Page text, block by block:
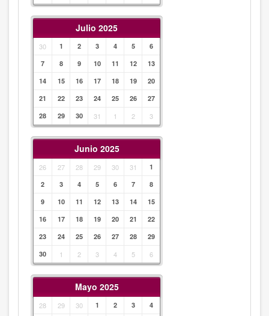
Julio 2025
30 1 2 3 4 5
6
7
8 9 10 11 12
13
14
15 16 17 18 19
20
21
22 23 24 25 26
27
28
29 30 31 1 2 3
Junio 2025
26 27 28 29 30 31
1
2
3 4 5 6 7
8
9
10 11 12 13 14
15
16
17 18 19 20 21
22
23
24 25 26 27 28
29
30
1 2 3 4 5 6
Mayo 2025
28 29 30 1 2 3 4